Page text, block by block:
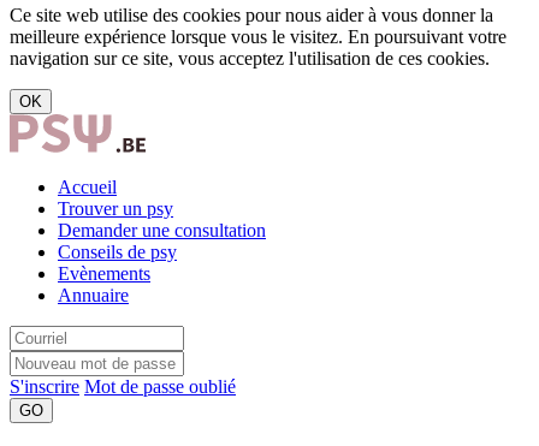
Ce site web utilise des cookies pour nous aider à vous donner la
meilleure expérience lorsque vous le visitez. En poursuivant votre
navigation sur ce site, vous acceptez l'utilisation de ces cookies.
OK
Accueil
Trouver un psy
Demander une consultation
Conseils de psy
Evènements
Annuaire
S'inscrire Mot de passe oublié
GO